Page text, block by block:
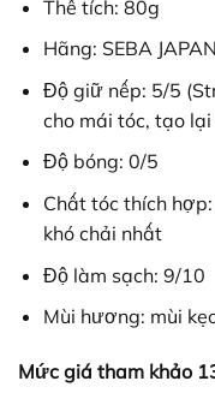
Thể tích: 80g
Hãng: SEBA JAPAN
Độ giữ nếp: 5/5
cho mái tóc, tạo
Độ bóng: 0/5
Chất tóc thích
khó chải nhất
Độ làm sạch: 9/10
Mùi hương: mùi
Mức giá tham khảo